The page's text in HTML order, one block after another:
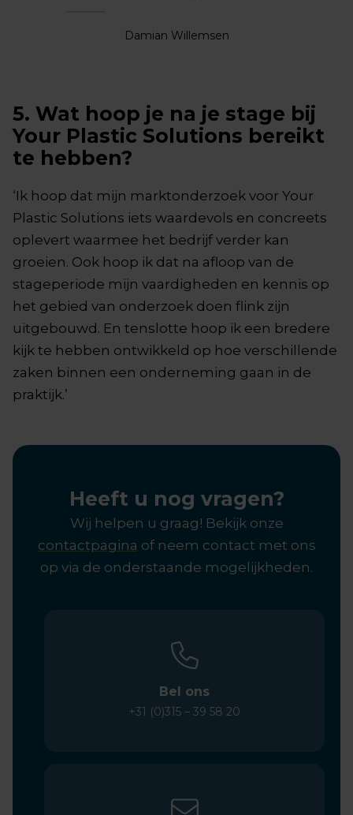
Damian Willemsen
5. Wat hoop je na je stage bij
Your Plastic Solutions bereikt
te hebben?
‘Ik hoop dat mijn marktonderzoek voor Your
Plastic Solutions iets waardevols en concreets
oplevert waarmee het bedrijf verder kan
groeien. Ook hoop ik dat na afloop van de
stageperiode mijn vaardigheden en kennis op
het gebied van onderzoek doen flink zijn
uitgebouwd. En tenslotte hoop ik een bredere
kijk te hebben ontwikkeld op hoe verschillende
zaken binnen een onderneming gaan in de
praktijk.’
Heeft u nog vragen?
Wij helpen u graag! Bekijk onze
contactpagina of neem contact met ons
op via de onderstaande mogelijkheden.
Bel ons
+31 (0)315 – 39 58 20